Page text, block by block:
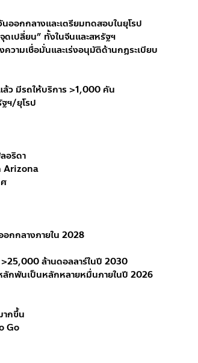
ออกกลางและเตรียมทดสอบในยุโรป
ดเปลี่ยน” ทั้งในจีนและสหรัฐฯ
วามเชื่อมั่นและเร่งอนุมัติด้านกฎระเบียบ
มีรถให้บริการ >1,000 คัน
ฯ/ยุโรป
อริดา
Arizona
กกลางภายใน 2028
ล้านดอลลาร์ในปี 2030
ลักพันเป็นหลักหลายหมื่นภายในปี 2026
ากขึ้น
Go